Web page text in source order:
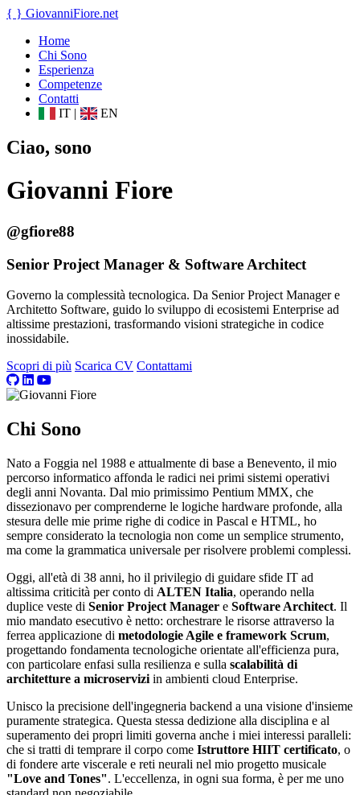
{ } GiovanniFiore.net
Home
Chi Sono
Esperienza
Competenze
Contatti
IT | EN
Ciao, sono
Giovanni Fiore
@gfiore88
Senior Project Manager & Software Architect
Governo la complessità tecnologica. Da Senior Project Manager e
Architetto Software, guido lo sviluppo di ecosistemi Enterprise ad
altissime prestazioni, trasformando visioni strategiche in codice
inossidabile.
Scopri di più Scarica CV Contattami
Chi Sono
Nato a Foggia nel 1988 e attualmente di base a Benevento, il mio
percorso informatico affonda le radici nei primi sistemi operativi
degli anni Novanta. Dal mio primissimo Pentium MMX, che
dissezionavo per comprenderne le logiche hardware profonde, alla
stesura delle mie prime righe di codice in Pascal e HTML, ho
sempre considerato la tecnologia non come un semplice strumento,
ma come la grammatica universale per risolvere problemi complessi.
Oggi, all'età di 38 anni, ho il privilegio di guidare sfide IT ad
altissima criticità per conto di ALTEN Italia, operando nella
duplice veste di Senior Project Manager e Software Architect. Il
mio mandato esecutivo è netto: orchestrare le risorse attraverso la
ferrea applicazione di metodologie Agile e framework Scrum,
progettando fondamenta tecnologiche orientate all'efficienza pura,
con particolare enfasi sulla resilienza e sulla scalabilità di
architetture a microservizi in ambienti cloud Enterprise.
Unisco la precisione dell'ingegneria backend a una visione d'insieme
puramente strategica. Questa stessa dedizione alla disciplina e al
superamento dei propri limiti governa anche i miei interessi paralleli:
che si tratti di temprare il corpo come Istruttore HIIT certificato, o
di fondere arte viscerale e reti neurali nel mio progetto musicale
"Love and Tones". L'eccellenza, in ogni sua forma, è per me uno